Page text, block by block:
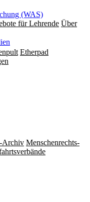
(WAS)
für Lehrende Über
Etherpad
Archiv Men­schen­rechts­